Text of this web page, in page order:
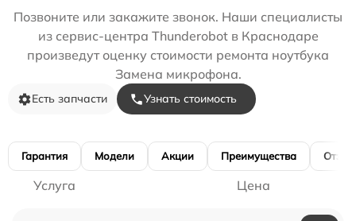
Позвоните или закажите звонок. Наши специалисты
из сервис-центра Thunderobot в Краснодаре
произведут оценку стоимости ремонта ноутбука
Замена микрофона.
Есть запчасти Узнать стоимость
Гарантия Модели Акции Преимущества
Услуга Цена